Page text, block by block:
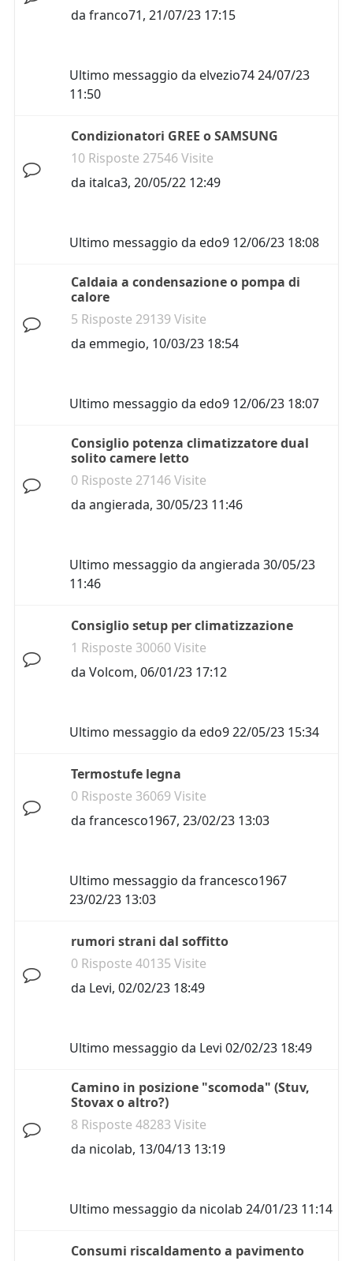
da franco71, 21/07/23 17:15
Ultimo messaggio da elvezio7424/07/23
11:50
Condizionatori GREE o SAMSUNG
10 Risposte 27546 Visite
da italca3, 20/05/22 12:49
Ultimo messaggio da edo9 12/06/23 18:08
Caldaia a condensazione o pompa di
calore
5 Risposte 29139 Visite
da emmegio, 10/03/23 18:54
Ultimo messaggio da edo9 12/06/23 18:07
Consiglio potenza climatizzatore dual
solito camere letto
0 Risposte 27146 Visite
da angierada, 30/05/23 11:46
Ultimo messaggio da angierada 30/05/23
11:46
Consiglio setup per climatizzazione
1 Risposte 30060 Visite
da Volcom, 06/01/23 17:12
Ultimo messaggio da edo922/05/23 15:34
Termostufe legna
0 Risposte 36069 Visite
da francesco1967, 23/02/23 13:03
Ultimo messaggio da francesco1967
23/02/23 13:03
rumori strani dal soffitto
0 Risposte 40135 Visite
da Levi, 02/02/23 18:49
Ultimo messaggio da Levi 02/02/23 18:49
Camino in posizione "scomoda" (Stuv,
Stovax o altro?)
8 Risposte 48283 Visite
da nicolab, 13/04/13 13:19
Ultimo messaggio da nicolab 24/01/23 11:14
Consumi riscaldamento a pavimento